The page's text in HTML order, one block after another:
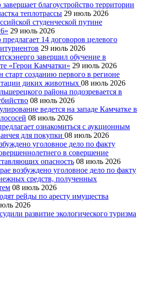
благоустройство территории
теплотрассы 29 июль 2026
студенческой путине
29 июль 2026
14 договоров целевого
29 июль 2026
завершил обучение в
«Герои Камчатки» 29 июль 2026
старт созданию первого в регионе
диких животных 08 июль 2026
района подозревается в
08 июль 2026
ведется на западе Камчатке в
08 июль 2026
ознакомиться с аукционным
для покупки 08 июль 2026
уголовное дело по факту
в совершение
опасность 08 июль 2026
возбуждено уголовное дело по факту
средств, полученных
08 июль 2026
рейды по аресту имущества
2026
развитие экологического туризма